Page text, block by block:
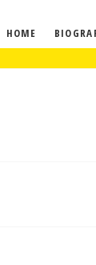
HOME